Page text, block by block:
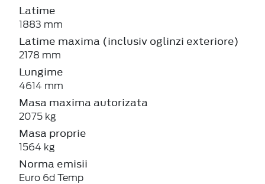
Latime
1883 mm
Latime maxima (inclusiv oglinzi exteriore)
2178 mm
Lungime
4614 mm
Masa maxima autorizata
2075 kg
Masa proprie
1564 kg
Norma emisii
Euro 6d Temp